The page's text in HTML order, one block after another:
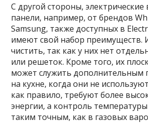
С другой стороны,
панели, например, от брендов
Samsung, также доступных в
имеют свой набор преимуществ.
чистить, так как у них нет
или решеток. Кроме того, их
может служить дополнительным
на кухне, когда они не
как правило, требуют более
энергии, а контроль
таким точным, как в газовых